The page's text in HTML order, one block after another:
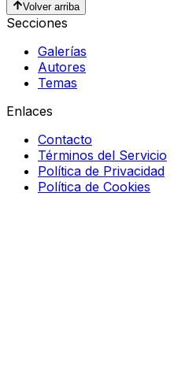
Volver arriba
Secciones
Galerías
Autores
Temas
Enlaces
Contacto
Términos del Servicio
Política de Privacidad
Política de Cookies